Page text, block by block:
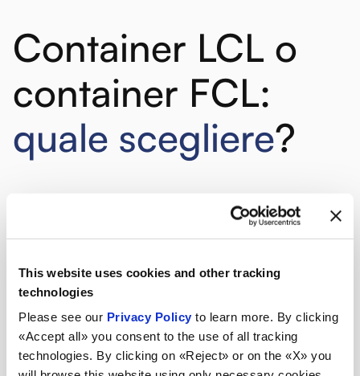
This website uses cookies and other tracking
technologies
Please see our Privacy Policy to learn more. By clicking
«Accept all» you consent to the use of all tracking
technologies. By clicking on «Reject» or on the «X» you
Container LCL o
container FCL:
quale scegliere?
La scelta tra FCL e LCL dipende da vari fattori come volume della
merce, budget, tempi di consegna richiesti e livello di sicurezza
FCL è l'opzione migliore se devi spedire una quantità
significativa di merce o se hai esigenze specifiche di sicurezza
e tempi di consegna.
LCL è l'opzione più economica per chi ha volumi ridotti e non
è particolarmente vincolato da scadenze strette.
In alcuni casi, i fornitori logistici offrono opzioni
, cioè